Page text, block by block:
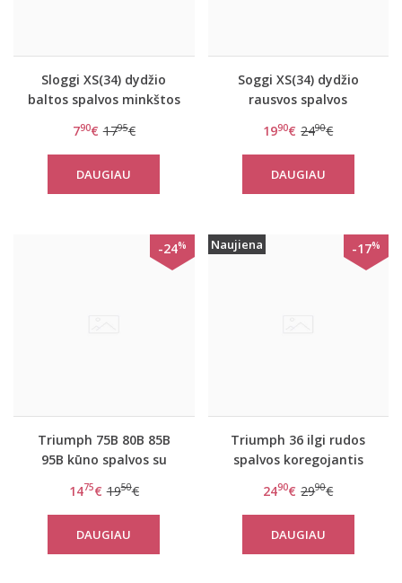
Sloggi XS(34) dydžio
baltos spalvos minkštos
Lace Hipstring
790€ 1795€
DAUGIAU
Soggi XS(34) dydžio
rausvos spalvos
Feel Lace Bralette
1990€ 2490€
DAUGIAU
-24%
Triumph 75B 80B 85B
95B kūno spalvos su
Elasti Cross Lace N
1475€ 1950€
DAUGIAU
Naujiena -17%
Triumph 36 ilgi rudos
spalvos koregojantis
Lace Sensation
Bodydress
2490€ 2990€
DAUGIAU